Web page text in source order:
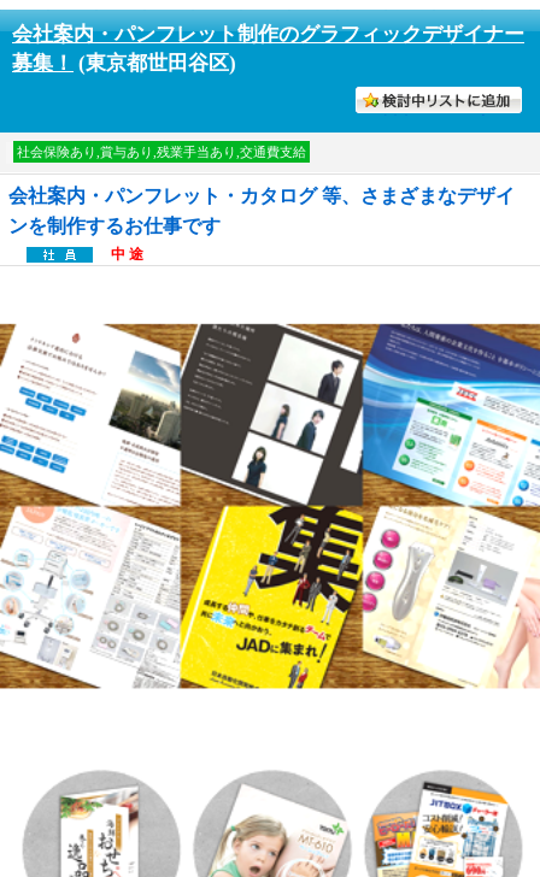
会社案内・パンフレット制作のグラフィックデザイナー
募集！ (東京都世田谷区)
社会保険あり,賞与あり,残業手当あり,交通費支給
会社案内・パンフレット・カタログ 等、さまざまなデザイ
ンを制作するお仕事です
中 途